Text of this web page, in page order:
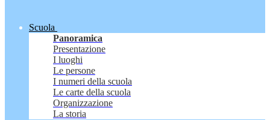
Scuola
Panoramica
Presentazione
I luoghi
Le persone
I numeri della scuola
Le carte della scuola
Organizzazione
La storia